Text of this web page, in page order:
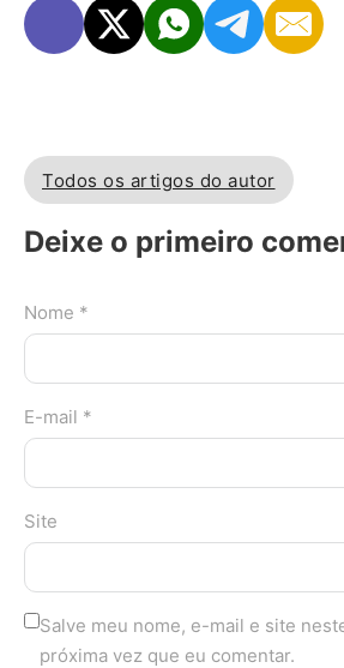
Todos os artigos do autor
Deixe o primeiro
Nome *
E-mail *
Site
Salve meu nome, e-mail e site
próxima vez que eu comentar.